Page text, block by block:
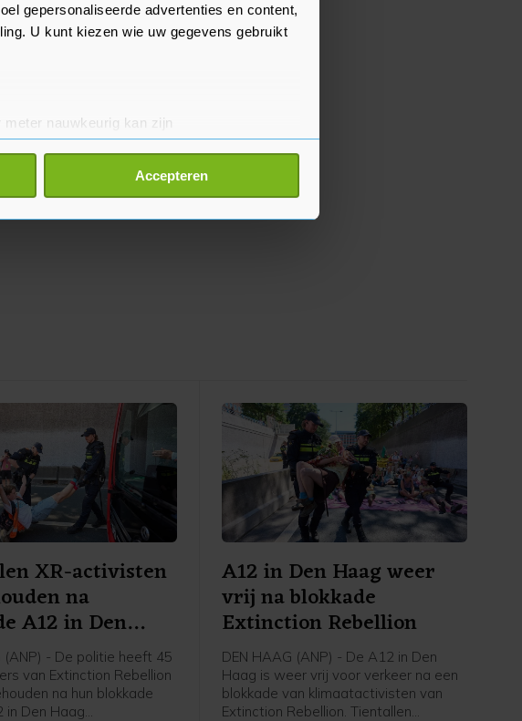
gepersonaliseerde advertenties en content,
U kunt kiezen wie uw gegevens gebruikt
nauwkeurig kan zijn
(fingerprinting)
in het
detailgedeelte
Accepteren
XR-activisten
na
A12 in Den
(ANP) - De politie heeft 45
van Extinction Rebellion
na hun blokkade
in Den Haag
A12 in Den Haag weer
vrij na blokkade
Extinction Rebellion
DEN HAAG (ANP) - De A12 in Den
Haag is weer vrij voor verkeer na een
blokkade van klimaatactivisten van
Extinction Rebellion. Tientallen